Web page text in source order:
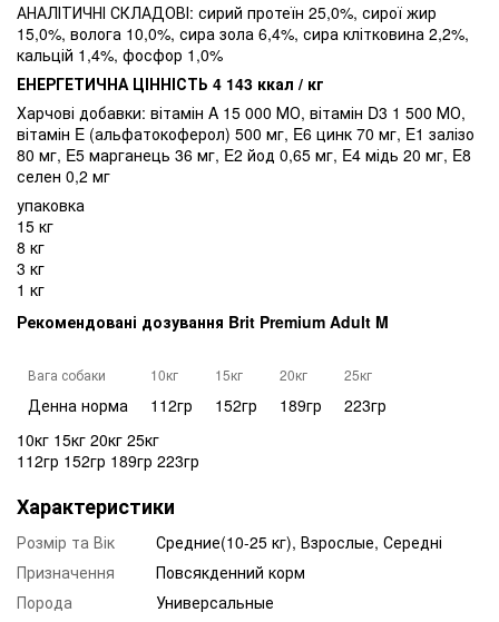
АНАЛІТИЧНІ СКЛАДОВІ: сирий протеїн 25,0%, сирої жир
15,0%, волога 10,0%, сира зола 6,4%, сира клітковина 2,2%,
кальцій 1,4%, фосфор 1,0%
ЕНЕРГЕТИЧНА ЦІННІСТЬ 4 143 ккал / кг
Харчові добавки: вітамін A 15 000 МО, вітамін D3 1 500 МО,
вітамін E (альфатокоферол) 500 мг, E6 цинк 70 мг, E1 залізо
80 мг, E5 марганець 36 мг, E2 йод 0,65 мг, E4 мідь 20 мг, E8
селен 0,2 мг
упаковка
15 кг
8 кг
3 кг
1 кг
Рекомендовані дозування Brit Premium Adult M
Вага собаки 10кг 15кг 20кг 25кг
Денна норма 112гр 152гр 189гр
223гр
10кг 15кг 20кг 25кг
112гр 152гр 189гр 223гр
Характеристики
Розмір та Вік
Средние(10-25 кг), Взрослые, Середні
Призначення
Повсякденний корм
Порода
Универсальные